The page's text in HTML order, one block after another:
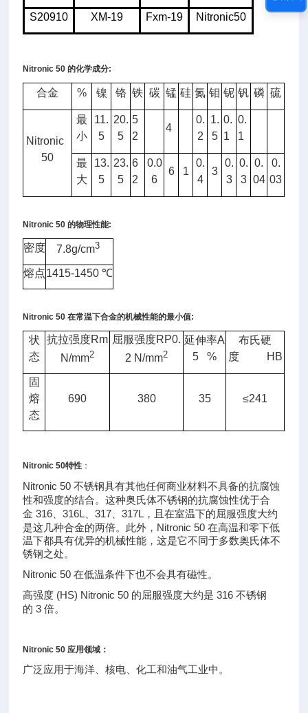
S20910 XM-19 Fxm-19 Nitronic50
Nitronic 50的化学成分:
合金 % 镍 铬 铁 碳 锰 硅 氮 钼 铌 钒 磷 硫
Nitronic
50
最
小
11.
5
20.
5
5
2
4
0.
2
1.
5
0.
1
0.
1
最
大
13.
5
23.
5
6
2
0.0
6
6 1
0.
4
3
0.
3
0.
3
0.
04
0.
03
Nitronic 50的物理性能:
密度 7.8g/cm3
熔点1415-1450 ℃
Nitronic 50在常温下合金的机械性能的最小值:
状
态
抗拉强度Rm
N/mm2
屈服强度RP0.
2 N/mm2
延伸率A
5 %
布氏硬
度HB
固
熔
态
690 380 35 ≤241
Nitronic 50特性 ：
Nitronic 50不锈钢具有其他任何商业材料不具备的抗腐蚀
性和强度的结合。这种奥氏体不锈钢的抗腐蚀性优于合
金 316 、316L 、317 、317L ，且在室温下的屈服强度大约
是这几种合金的两倍。此外， Nitronic 50在高温和零下低
温下都具有优异的机械性能，这是它不同于多数奥氏体不
锈钢之处。
Nitronic 50在低温条件下也不会具有磁性。
高强度 (HS) Nitronic 50 的屈服强度大约是 316不锈钢
的 3倍。
Nitronic 50应用领域：
广泛应用于海洋、核电、化工和油气工业中。